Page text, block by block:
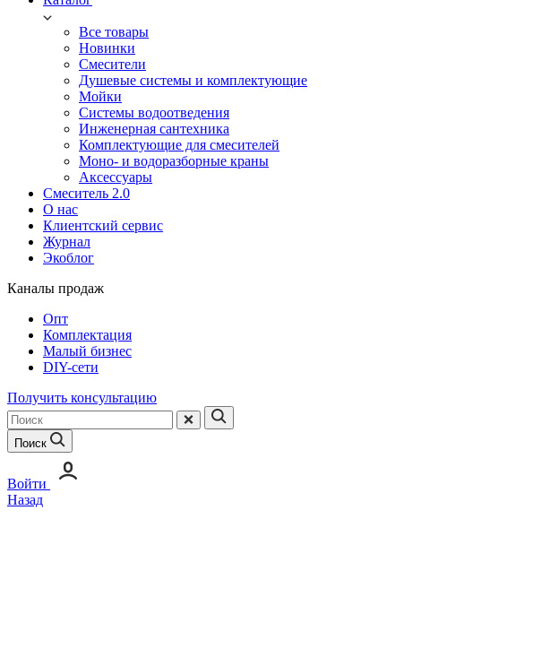
Все товары
Новинки
Смесители
Душевые системы и комплектующие
Мойки
Системы водоотведения
Инженерная сантехника
Комплектующие для смесителей
Моно- и водоразборные краны
Аксессуары
Смеситель 2.0
О нас
Клиентский сервис
Журнал
Экоблог
Каналы продаж
Опт
Комплектация
Малый бизнес
DIY-сети
Получить консультацию
Поиск
Войти
Назад